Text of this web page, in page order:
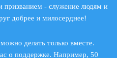
- служение людям и
добрее и милосерднее!
делать только вместе.
о поддержке. Например, 50